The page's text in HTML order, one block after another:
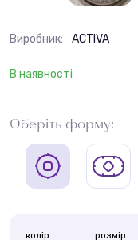
Виробник: ACTIVA
В наявності
Оберіть форму:
колір розмір